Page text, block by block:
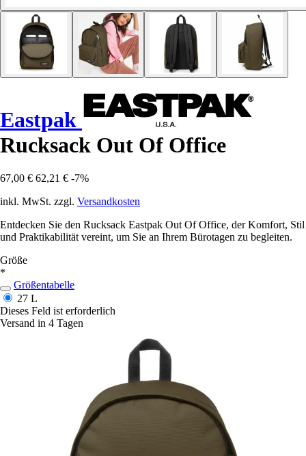
Eastpak
Rucksack Out Of Office
67,00 € 62,21 € -7%
inkl. MwSt. zzgl. Versandkosten
Entdecken Sie den Rucksack Eastpak Out Of Office, der Komfort, Stil
und Praktikabilität vereint, um Sie an Ihrem Bürotagen zu begleiten.
Größe
*
Größentabelle
27 L
Dieses Feld ist erforderlich
Versand in 4 Tagen